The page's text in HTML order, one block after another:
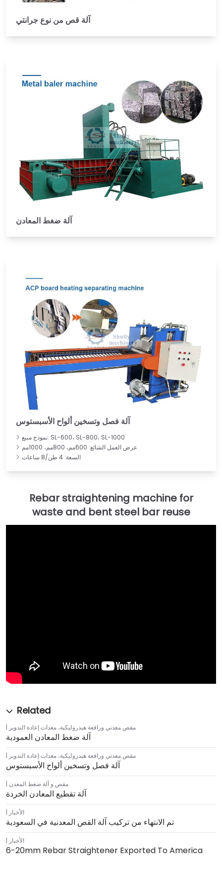
آلة قص من نوع جرانتي
آلة ضغط المعادن
آلة فصل وتسخين ألواح الأسبستوس
نموذج مبيع: SL-600، SL-800، SL-1000
عرض العمل الشائع: 600مم، 800مم، 1000مم
السعة: 4 طن/8 ساعات
مقص معدني ورافعة هيدروليكية، معدات إعادة التدوير
آلة ضغط المعادن العمودية
مقص معدني ورافعة هيدروليكية، معدات إعادة التدوير
آلة فصل وتسخين ألواح الأسبستوس
مقص و آلة ضغط المعدن
آلة تقطيع المعادن الخردة
الأخبار
تم الانتهاء من تركيب آلة القص المعدنية في السعودية
الأخبار
6-20mm Rebar Straightener Exported To America